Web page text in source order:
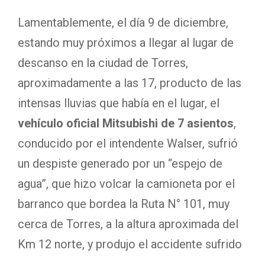
Lamentablemente, el día 9 de diciembre,
estando muy próximos a llegar al lugar de
descanso en la ciudad de Torres,
aproximadamente a las 17, producto de las
intensas lluvias que había en el lugar, el
vehículo oficial Mitsubishi de 7 asientos,
conducido por el intendente Walser, sufrió
un despiste generado por un “espejo de
agua”, que hizo volcar la camioneta por el
barranco que bordea la Ruta N° 101, muy
cerca de Torres, a la altura aproximada del
Km 12 norte, y produjo el accidente sufrido